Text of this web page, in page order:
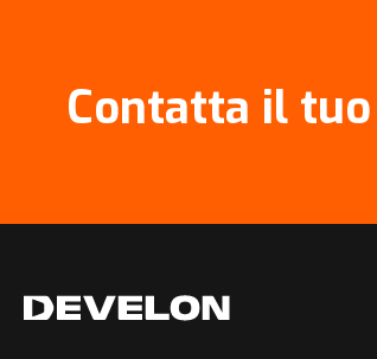
Contatta il